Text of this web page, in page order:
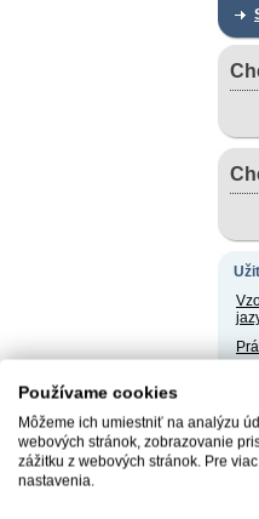
Používame cookies
Môžeme ich umiestniť na analýzu
webových stránok, zobrazovanie
zážitku z webových stránok. Pre
nastavenia.